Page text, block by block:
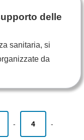
delle
sanitaria, si
da
- 4 -